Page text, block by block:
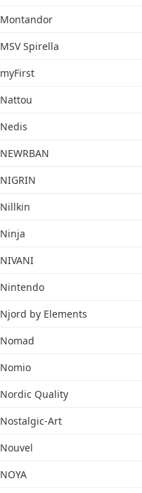
Montandor
MSV Spirella
myFirst
Nattou
Nedis
NEWRBAN
NIGRIN
Nillkin
Ninja
NIVANI
Nintendo
Njord by Elements
Nomad
Nomio
Nordic Quality
Nostalgic-Art
Nouvel
NOYA